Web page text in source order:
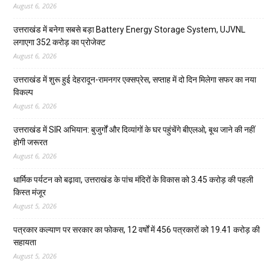
August 6, 2026
उत्तराखंड में बनेगा सबसे बड़ा Battery Energy Storage System, UJVNL
लगाएगा 352 करोड़ का प्रोजेक्ट
August 6, 2026
उत्तराखंड में शुरू हुई देहरादून-रामनगर एक्सप्रेस, सप्ताह में दो दिन मिलेगा सफर का नया
विकल्प
August 6, 2026
उत्तराखंड में SIR अभियान: बुजुर्गों और दिव्यांगों के घर पहुंचेंगे बीएलओ, बूथ जाने की नहीं
होगी जरूरत
August 6, 2026
धार्मिक पर्यटन को बढ़ावा, उत्तराखंड के पांच मंदिरों के विकास को 3.45 करोड़ की पहली
किस्त मंजूर
August 5, 2026
पत्रकार कल्याण पर सरकार का फोकस, 12 वर्षों में 456 पत्रकारों को 19.41 करोड़ की
सहायता
August 5, 2026